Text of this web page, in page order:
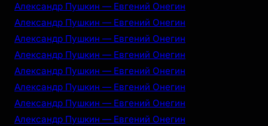
Александр Пушкин — Евгений Онегин
Александр Пушкин — Евгений Онегин
Александр Пушкин — Евгений Онегин
Александр Пушкин — Евгений Онегин
Александр Пушкин — Евгений Онегин
Александр Пушкин — Евгений Онегин
Александр Пушкин — Евгений Онегин
Александр Пушкин — Евгений Онегин